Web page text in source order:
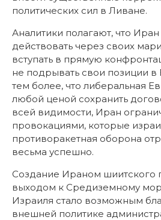
политических сил в Ливане.
Аналитики полагают, что Иран
действовать через своих
вступать в прямую
не подрывать свои позиции
тем более, что либеральная
любой ценой сохранить
всей видимости, Иран
провокациями, которые
противоракетная оборона
весьма успешно.
Создание Ираном шиитского
выходом к Средиземному
Израиля стало возможным
внешней политике